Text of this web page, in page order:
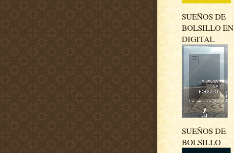
SUEÑOS DE
BOLSILLO EN
DIGITAL
SUEÑOS DE
BOLSILLO